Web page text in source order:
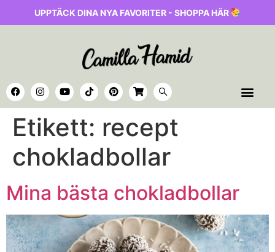
UPPTÄCK DINA NYA FAVORITER - SHOPPA HÄR
Etikett: recept
chokladbollar
Mina bästa chokladbollar